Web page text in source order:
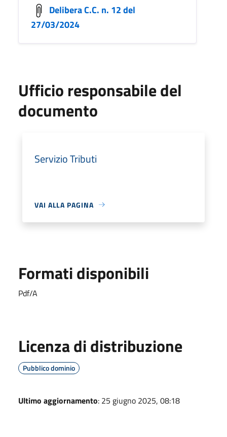
Delibera C.C. n. 12 del
27/03/2024
Ufficio responsabile del
documento
Servizio Tributi
VAI ALLA PAGINA
Formati disponibili
Pdf/A
Licenza di distribuzione
Pubblico dominio
Ultimo aggiornamento: 25 giugno 2025, 08:18